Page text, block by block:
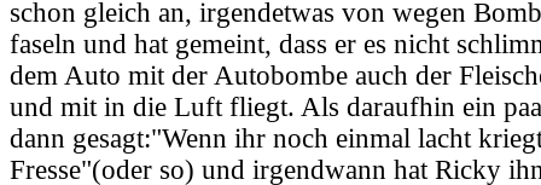
schon gleich an, irgendetwas von wegen
faseln und hat gemeint, dass er es nicht
dem Auto mit der Autobombe auch der
und mit in die Luft fliegt. Als daraufhin ein
dann gesagt:"Wenn ihr noch einmal lacht
Fresse"(oder so) und irgendwann hat Ricky